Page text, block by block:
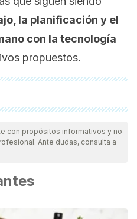
la planificación y el
con la tecnología
propuestos.
revisadas a profundidad por
su calidad, confiabilidad,
de este artículo fue
la inteligencia artificial utilizada
Ecuador? Big Data
con propósitos informativos y no
Ante dudas, consulta a